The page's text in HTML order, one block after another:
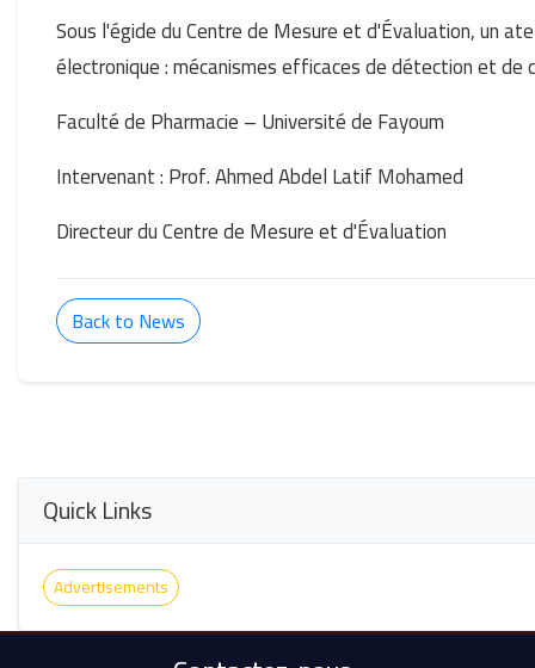
Sous l'égide du Centre de Mesure et d'Évaluation, un
électronique : mécanismes efficaces de détection et de
Faculté de Pharmacie – Université de Fayoum
Intervenant : Prof. Ahmed Abdel Latif Mohamed
Directeur du Centre de Mesure et d'Évaluation
Back to News
Quick Links
Advertisements